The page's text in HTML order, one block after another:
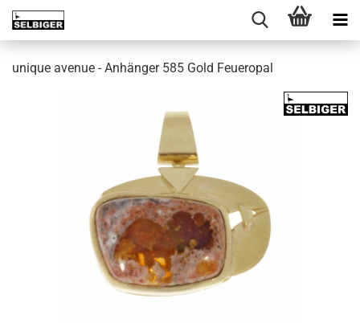
unique avenue - Anhänger 585 Gold Feueropal